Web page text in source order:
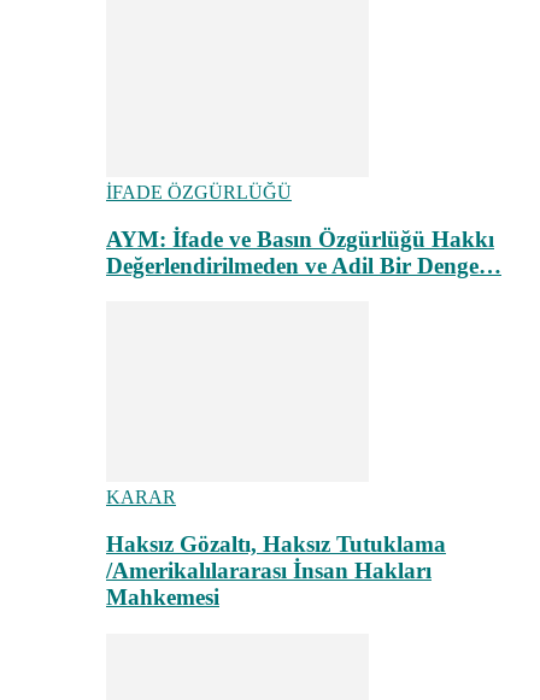
İFADE ÖZGÜRLÜĞÜ
AYM: İfade ve Basın Özgürlüğü Hakkı
Değerlendirilmeden ve Adil Bir Denge…
KARAR
Haksız Gözaltı, Haksız Tutuklama
/Amerikalılararası İnsan Hakları
Mahkemesi